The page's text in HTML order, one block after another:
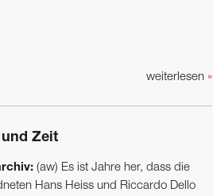
weiterlesen »
Zeit
(aw) Es ist Jahre her, dass die
Hans Heiss und Riccardo Dello